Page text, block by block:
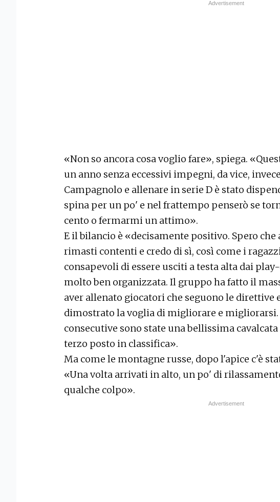
«Non so ancora cosa voglio fare», spiega.
un anno senza eccessivi impegni, da vice,
Campagnolo e allenare in serie D è stato
spina per un po' e nel frattempo penserò se
cento o fermarmi un attimo».
E il bilancio è «decisamente positivo. Spero
rimasti contenti e credo di sì, così come i
consapevoli di essere usciti a testa alta dai
molto ben organizzata. Il gruppo ha fatto il
aver allenato giocatori che seguono le direttive
dimostrato la voglia di migliorare e
consecutive sono state una bellissima
terzo posto in classifica».
Ma come le montagne russe, dopo l'apice c'è
«Una volta arrivati in alto, un po' di
qualche colpo».